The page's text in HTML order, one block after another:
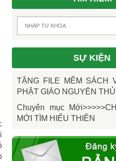
SỰ KIỆN
TẶNG FILE MỀM SÁCH
PHẬT GIÁO NGUYÊN
Chuyên mục
MỚI TÌM HIỂU THIỀN